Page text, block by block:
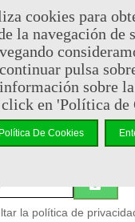
licenciado
Código QR
la política de
cookies para
la navegación de
pulsa
sobre
en 'Política de
Política De Cookies